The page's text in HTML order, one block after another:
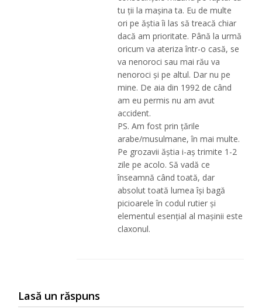
tu ții la mașina ta. Eu de multe
ori pe ăștia îi las să treacă chiar
dacă am prioritate. Până la urmă
oricum va ateriza într-o casă, se
va nenoroci sau mai rău va
nenoroci și pe altul. Dar nu pe
mine. De aia din 1992 de când
am eu permis nu am avut
accident.
PS. Am fost prin țările
arabe/musulmane, în mai multe.
Pe grozavii ăștia i-aș trimite 1-2
zile pe acolo. Să vadă ce
înseamnă când toată, dar
absolut toată lumea își bagă
picioarele în codul rutier și
elementul esențial al mașinii este
claxonul.
Lasă un răspuns